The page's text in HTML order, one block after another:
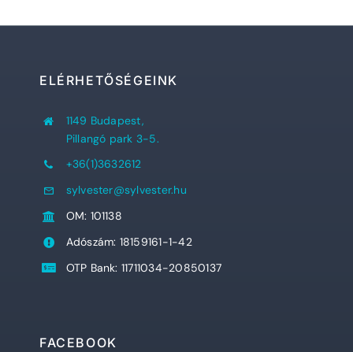
ELÉRHETŐSÉGEINK
1149 Budapest,
Pillangó park 3-5.
+36(1)3632612
sylvester@sylvester.hu
OM: 101138
Adószám: 18159161-1-42
OTP Bank: 11711034-20850137
FACEBOOK